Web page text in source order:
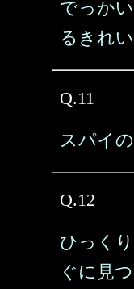
でっか
るきれ
Q.11
スパイ
Q.12
ひっく
ぐに見